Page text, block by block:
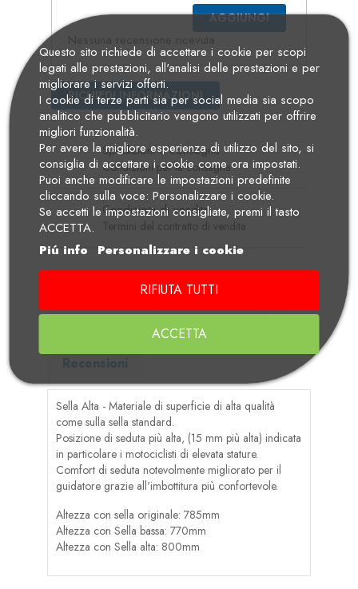
AGGIUNGI
RICHIEDI INFORMAZIONI
Spedizioni e consegna
Condizioni per la consegna
Condizioni di vendita
Termini del contratto di vendita
Dettagli Prodotto
Manuali di Uso e Manutenzione
Recensioni
Sella Alta - Materiale di superficie di alta qualità
come sulla sella standard.
Posizione di seduta più alta, (15 mm più alta) indicata
in particolare i motociclisti di elevata stature.
Comfort di seduta notevolmente migliorato per il
guidatore grazie all'imbottitura più confortevole.
Altezza con sella originale: 785mm
Altezza con Sella bassa: 770mm
Altezza con Sella alta: 800mm
Questo sito richiede di accettare i cookie per scopi
legati alle prestazioni, all'analisi delle prestazioni e per
migliorare i servizi offerti.
I cookie di terze parti sia per social media sia scopo
analitico che pubblicitario vengono utilizzati per offrire
migliori funzionalità.
Per avere la migliore esperienza di utilizzo del sito, si
consiglia di accettare i cookie come ora impostati.
Puoi anche modificare le impostazioni predefinite
cliccando sulla voce: Personalizzare i cookie.
Se accetti le impostazioni consigliate, premi il tasto
ACCETTA.
Piú info
Personalizzare i cookie
RIFIUTA TUTTI
ACCETTA